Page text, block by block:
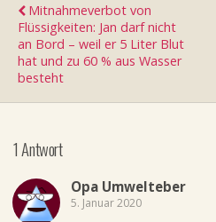
Mitnahmeverbot von
Flüssigkeiten: Jan darf nicht
an Bord – weil er 5 Liter Blut
hat und zu 60 % aus Wasser
besteht
1 Antwort
Opa Umwelteber
5. Januar 2020